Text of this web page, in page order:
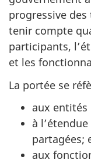
progressive
tenir compte
participants,
et les
La portée se
aux
à
partagées;
aux